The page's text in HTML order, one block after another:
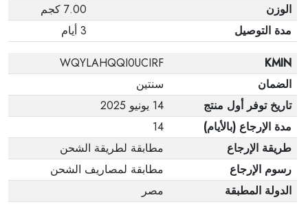
الوزن
7.00 كجم
مدة التوصيل
3 أيام
KMIN
WQYLAHQQI0UCIRF
الضمان
سنتين
تاريخ توفر أول منتج
14 يونيو 2025
مدة الإرجاع (بالأيام)
14
طريقة الإرجاع
مطابقة لطريقة الشحن
رسوم الإرجاع
مطابقة لمصاريف الشحن
الدولة المطبقة
مصر